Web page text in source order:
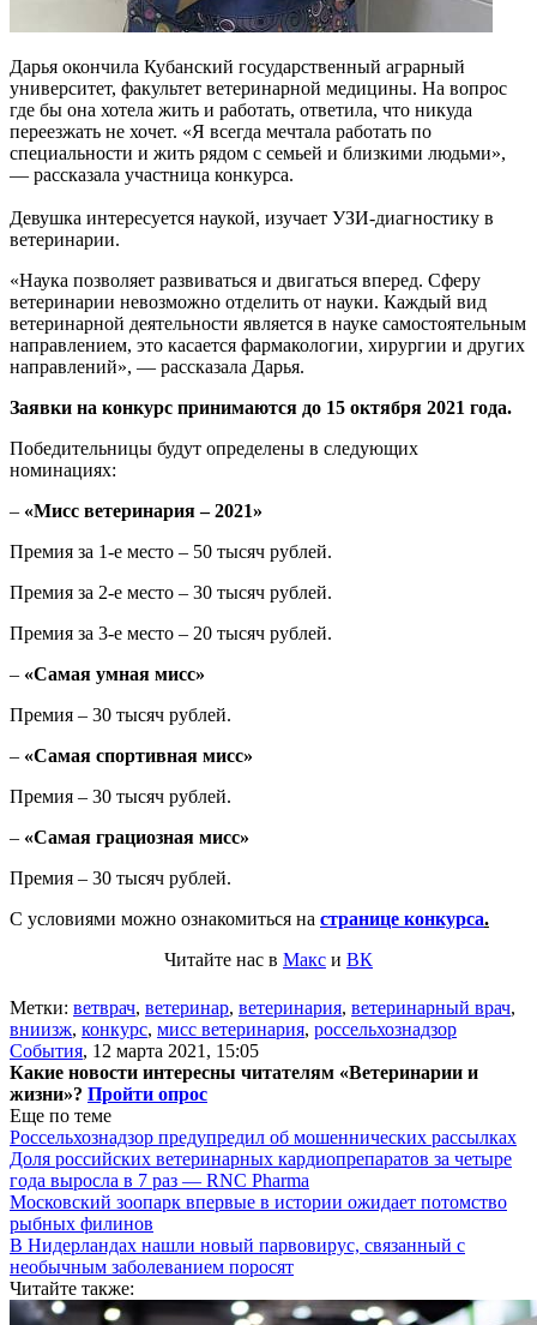
Дарья окончила Кубанский государственный аграрный
университет, факультет ветеринарной медицины. На вопрос
где бы она хотела жить и работать, ответила, что никуда
переезжать не хочет. «Я всегда мечтала работать по
специальности и жить рядом с семьей и близкими людьми»,
— рассказала участница конкурса.
Девушка интересуется наукой, изучает УЗИ-диагностику в
ветеринарии.
«Наука позволяет развиваться и двигаться вперед. Сферу
ветеринарии невозможно отделить от науки. Каждый вид
ветеринарной деятельности является в науке самостоятельным
направлением, это касается фармакологии, хирургии и других
направлений», — рассказала Дарья.
Заявки на конкурс принимаются до 15 октября 2021 года.
Победительницы будут определены в следующих
номинациях:
– «Мисс ветеринария – 2021»
Премия за 1-е место – 50 тысяч рублей.
Премия за 2-е место – 30 тысяч рублей.
Премия за 3-е место – 20 тысяч рублей.
– «Самая умная мисс»
Премия – 30 тысяч рублей.
– «Самая спортивная мисс»
Премия – 30 тысяч рублей.
– «Самая грациозная мисс»
Премия – 30 тысяч рублей.
С условиями можно ознакомиться на странице конкурса.
Читайте нас в Макс и ВК
Метки: ветврач, ветеринар, ветеринария, ветеринарный врач,
вниизж, конкурс, мисс ветеринария, россельхознадзор
События, 12 марта 2021, 15:05
Какие новости интересны читателям «Ветеринарии и
жизни»? Пройти опрос
Еще по теме
Россельхознадзор предупредил об мошеннических рассылках
Доля российских ветеринарных кардиопрепаратов за четыре
года выросла в 7 раз — RNC Pharma
Московский зоопарк впервые в истории ожидает потомство
рыбных филинов
В Нидерландах нашли новый парвовирус, связанный с
необычным заболеванием поросят
Читайте также: